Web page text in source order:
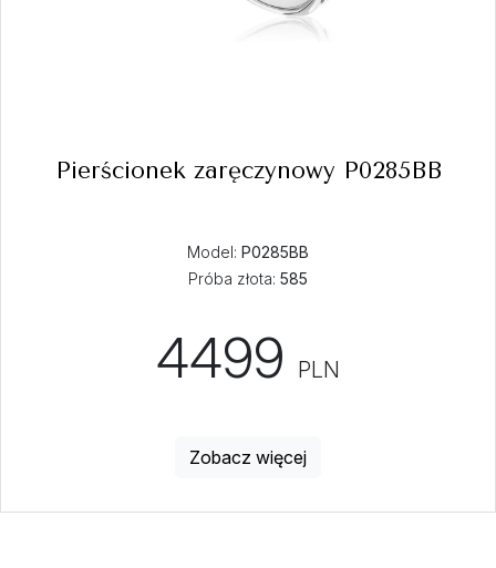
Pierścionek zaręczynowy P0285BB
Model: P0285BB
Próba złota: 585
4499 PLN
Zobacz więcej